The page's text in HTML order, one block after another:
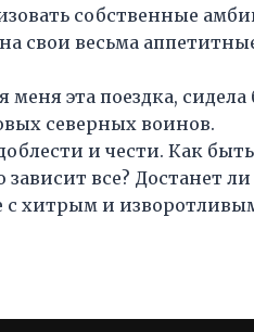
собственные
свои весьма
меня эта поездка, сидела
северных воинов.
и чести. Как
все? Достанет
с хитрым и